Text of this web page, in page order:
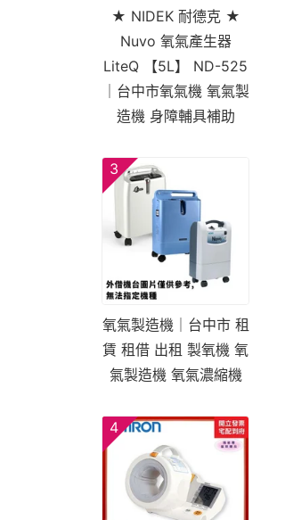
★ NIDEK 耐德克 ★
Nuvo 氧氣產生器
LiteQ 【5L】 ND-525
｜台中市氧氣機 氧氣製
造機 身障輔具補助
3
氧氣製造機｜台中市 租
賃 租借 出租 製氧機 氧
氣製造機 氧氣濃縮機
4